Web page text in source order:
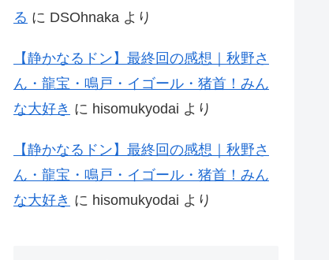
る に DSOhnaka より
【静かなるドン】最終回の感想｜秋野さ
ん・龍宝・鳴戸・イゴール・猪首！みん
な大好き に hisomukyodai より
【静かなるドン】最終回の感想｜秋野さ
ん・龍宝・鳴戸・イゴール・猪首！みん
な大好き に hisomukyodai より